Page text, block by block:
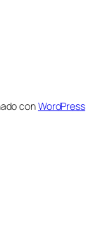
conWordPress